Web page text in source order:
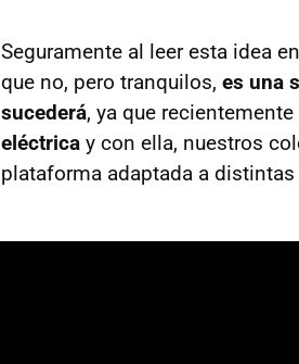
Seguramente al leer esta idea
que no, pero tranquilos, es una
sucederá, ya que
eléctrica y con ella, nuestros
plataforma adaptada a